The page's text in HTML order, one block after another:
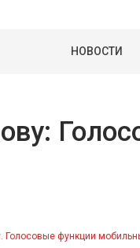
НОВОСТИ
Голосовые функции